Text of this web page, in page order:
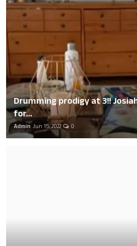
Drumming prodigy at 3!!
for...
Admin Jun 15, 2022 0